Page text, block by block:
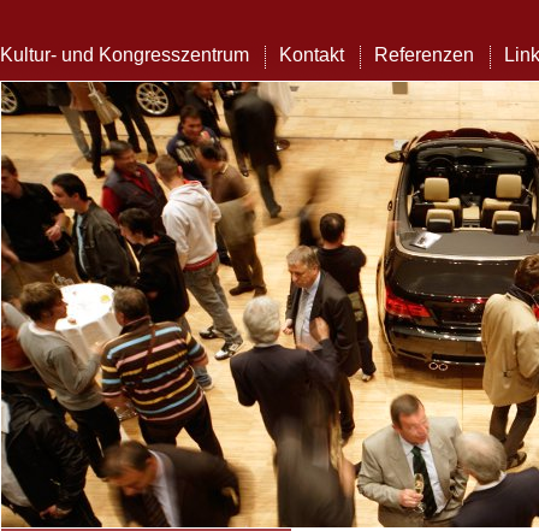
Kultur- und Kongresszentrum Kontakt Referenzen